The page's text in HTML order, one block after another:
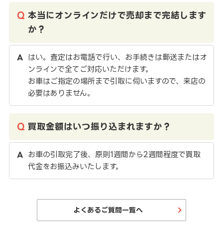
本当にオンラインだけで売却まで完結します
か？
はい。査定はお電話で行い、お手続きは郵送またはオ
ンラインで全てご対応いただけます。
お車はご指定の場所まで引取に伺いますので、来店の
必要はありません。
買取金額はいつ振り込まれますか？
お車の引取完了後、原則1週間から2週間程度で買取
代金をお振込みいたします。
よくあるご質問一覧へ